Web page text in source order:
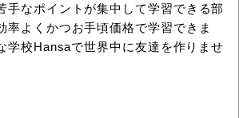
手なポイントが集中して学習できる部
率よくかつお手頃価格で学習できま
学校Hansaで世界中に友達を作りませ